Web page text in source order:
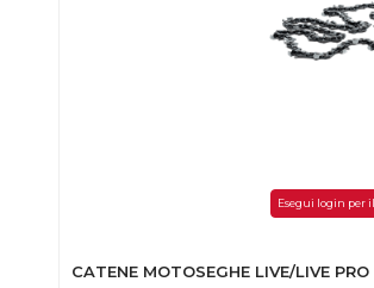
Esegui login per
CATENE MOTOSEGHE LIVE/LIVE